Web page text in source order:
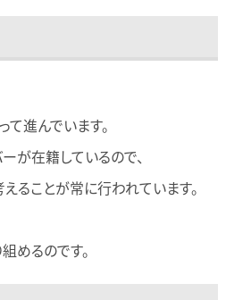
進んでいます。
が在籍しているので、
ることが常に行われています。
めるのです。